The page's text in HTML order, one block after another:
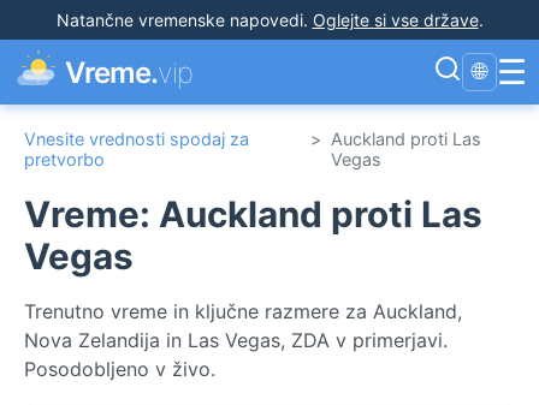
Natančne vremenske napovedi. Oglejte si vse države.
Vreme.vip 🌐 ☰
Vnesite vrednosti spodaj za
pretvorbo
> Auckland proti Las
Vegas
Vreme: Auckland proti Las
Vegas
Trenutno vreme in ključne razmere za Auckland,
Nova Zelandija in Las Vegas, ZDA v primerjavi.
Posodobljeno v živo.